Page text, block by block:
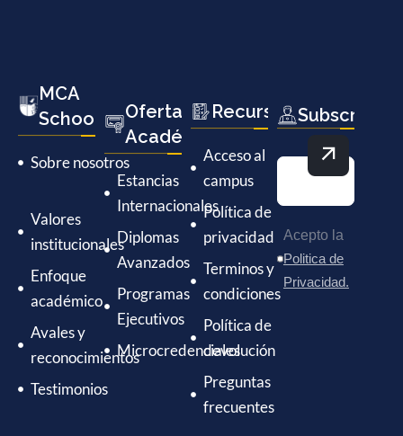
MCA
School
Sobre nosotros
Valores
institucionales
Enfoque
académico
Avales y
reconocimientos
Testimonios
Oferta
Académica
Estancias
Internacionales
Diplomas
Avanzados
Programas
Ejecutivos
Microcredenciales
Recursos
Acceso al
campus
Política de
privacidad
Terminos y
condiciones
Política de
devolución
Preguntas
frecuentes
Subscríbete
Acepto la
Politica de
Privacidad.